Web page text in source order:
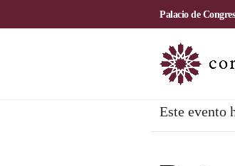
Palacio de
Este evento